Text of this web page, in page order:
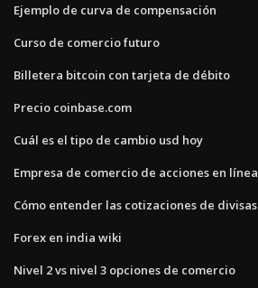
Ejemplo de curva de compensación
Curso de comercio futuro
Billetera bitcoin con tarjeta de débito
Precio coinbase.com
Cuál es el tipo de cambio usd hoy
Empresa de comercio de acciones en línea
Cómo entender las cotizaciones de divisas
Forex en india wiki
Nivel 2 vs nivel 3 opciones de comercio